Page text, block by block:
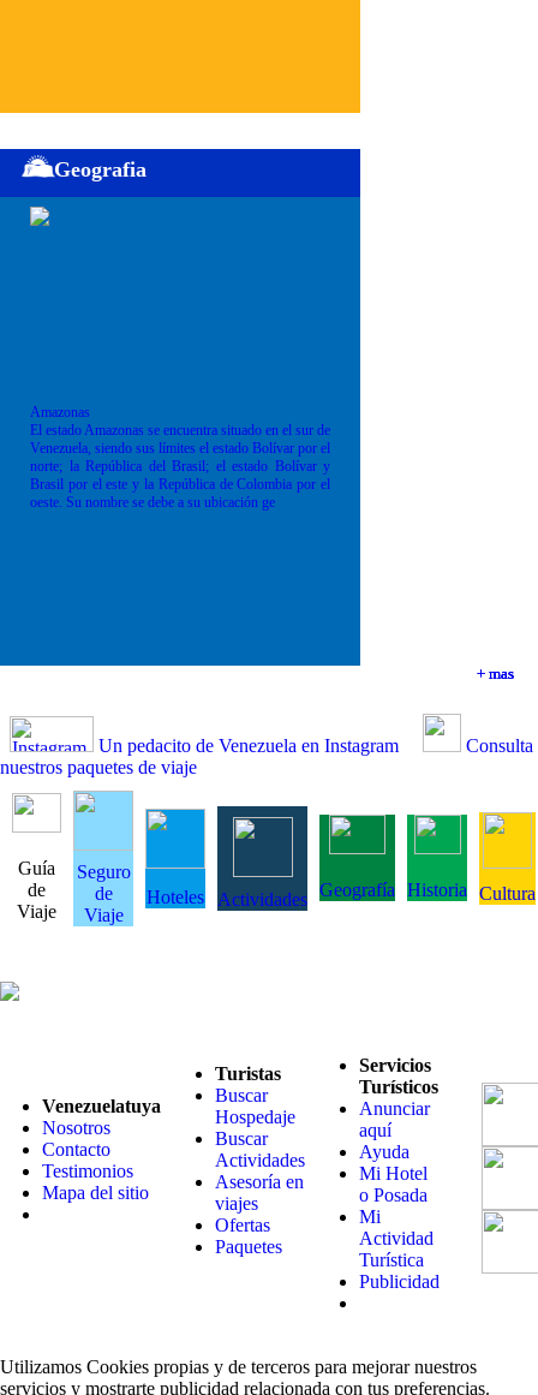
+ mas
+ mas
+ mas
Geografia
Amazonas
El estado Amazonas se encuentra situado en el sur de
Venezuela, siendo sus límites el estado Bolívar por el
norte; la República del Brasil; el estado Bolívar y
Brasil por el este y la República de Colombia por el
oeste. Su nombre se debe a su ubicación ge
+ mas
Un pedacito de Venezuela en Instagram
Consulta
nuestros paquetes de viaje
Guía
de
Viaje
Seguro
de
Viaje
Hoteles Actividades Geografía Historia Cultura
Venezuelatuya
Nosotros
Contacto
Testimonios
Mapa del sitio
Turistas
Buscar
Hospedaje
Buscar
Actividades
Asesoría en
viajes
Ofertas
Paquetes
Servicios
Turísticos
Anunciar
aquí
Ayuda
Mi Hotel
o Posada
Mi
Actividad
Turística
Publicidad
Utilizamos Cookies propias y de terceros para mejorar nuestros
servicios y mostrarte publicidad relacionada con tus preferencias.